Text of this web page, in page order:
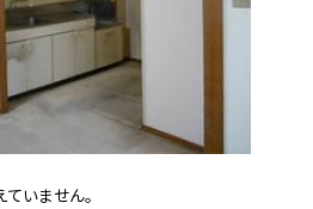
いません。